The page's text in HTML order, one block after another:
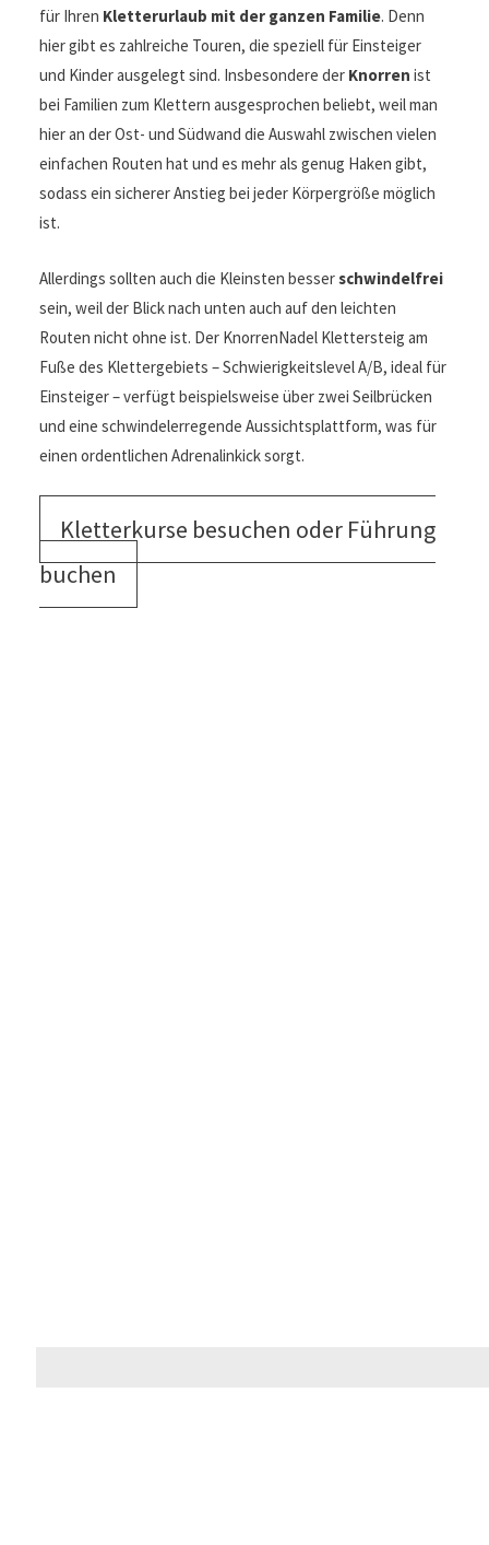
für Ihren Kletterurlaub mit der ganzen Familie. Denn
hier gibt es zahlreiche Touren, die speziell für Einsteiger
und Kinder ausgelegt sind. Insbesondere der Knorren ist
bei Familien zum Klettern ausgesprochen beliebt, weil man
hier an der Ost- und Südwand die Auswahl zwischen vielen
einfachen Routen hat und es mehr als genug Haken gibt,
sodass ein sicherer Anstieg bei jeder Körpergröße möglich
ist.
Allerdings sollten auch die Kleinsten besserschwindelfrei
sein, weil der Blick nach unten auch auf den leichten
Routen nicht ohne ist. Der KnorrenNadel Klettersteig am
Fuße des Klettergebiets – Schwierigkeitslevel A/B, ideal für
Einsteiger – verfügt beispielsweise über zwei Seilbrücken
und eine schwindelerregende Aussichtsplattform, was für
einen ordentlichen Adrenalinkick sorgt.
Kletterkurse besuchen oder Führung
buchen